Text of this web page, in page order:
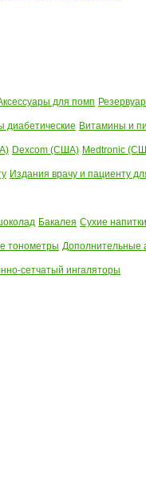
для помп
диабетические Витамины и
Dexcom (США) Medtronic
Издания врачу и пациенту
Бакалея Сухие напитки
тонометры Дополнительные
сетчатый ингаляторы